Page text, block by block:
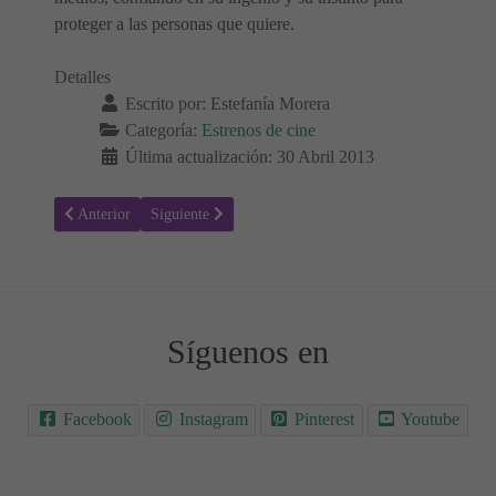
proteger a las personas que quiere.
Detalles
Escrito por: Estefanía Morera
Categoría: Estrenos de cine
Última actualización: 30 Abril 2013
Artículo anterior: La gran boda
Anterior Artículo siguiente: Un lugar donde refugiarse
Siguiente
Síguenos en
Facebook Instagram Pinterest Youtube